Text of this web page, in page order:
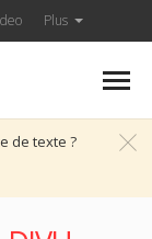
Plus
de texte ?